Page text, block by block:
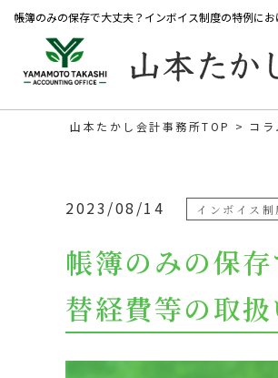
帳簿のみの保存で大丈夫？インボイス制度の特例に
山本たかし会計事務所TOP コラ
2023/08/14 インボイス制
帳簿のみの保
替経費等の取扱